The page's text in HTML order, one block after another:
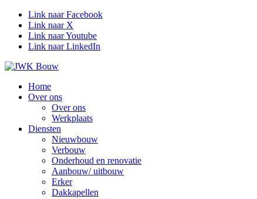
Link naar Facebook
Link naar X
Link naar Youtube
Link naar LinkedIn
Home
Over ons
Over ons
Werkplaats
Diensten
Nieuwbouw
Verbouw
Onderhoud en renovatie
Aanbouw/ uitbouw
Erker
Dakkapellen